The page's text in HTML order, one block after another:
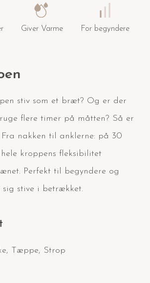
Giver Varme For begyndere
stiv som et bræt? Og er der
flere timer på måtten? Så er
nakken til anklerne: på 30
kroppens fleksibilitet
Perfekt til begyndere og
stive i betrækket.
, Tæppe, Strop